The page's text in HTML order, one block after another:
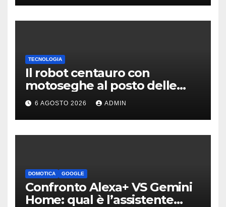
TECNOLOGIA
Il robot centauro con
motoseghe al posto delle
mani è pronto per le missioni
impossibili
6 AGOSTO 2026 ADMIN
DOMOTICA GOOGLE
Confronto Alexa+ VS Gemini
Home: qual è l’assistente